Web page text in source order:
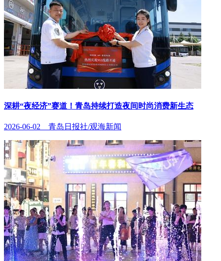
深耕“夜经济”赛道！青岛持续打造夜间时尚消费新生态
2026-06-02 青岛日报社/观海新闻